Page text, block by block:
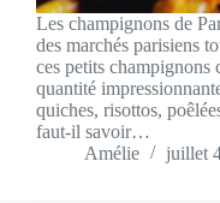
Les champignons de
des marchés parisiens
ces petits champignons
quantité
quiches, risottos,
faut-il savoir…
Amélie
juillet